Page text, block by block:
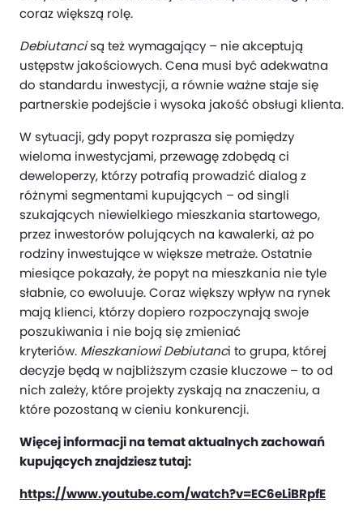
coraz większą rolę.
Debiutancisą też wymagający – nie akceptują
ustępstw jakościowych. Cena musi być adekwatna
do standardu inwestycji, a równie ważne staje się
partnerskie podejście i wysoka jakość obsługi klienta.
W sytuacji, gdy popyt rozprasza się pomiędzy
wieloma inwestycjami, przewagę zdobędą ci
deweloperzy, którzy potrafią prowadzić dialog z
różnymi segmentami kupujących – od singli
szukających niewielkiego mieszkania startowego,
przez inwestorów polujących na kawalerki, aż po
rodziny inwestujące w większe metraże. Ostatnie
miesiące pokazały, że popyt na mieszkania nie tyle
słabnie, co ewoluuje. Coraz większy wpływ na rynek
mają klienci, którzy dopiero rozpoczynają swoje
poszukiwania i nie boją się zmieniać
kryteriów. Mieszkaniowi Debiutanci to grupa, której
decyzje będą w najbliższym czasie kluczowe – to od
nich zależy, które projekty zyskają na znaczeniu, a
które pozostaną w cieniu konkurencji.
Więcej informacji na temat aktualnych zachowań
kupujących znajdziesz tutaj:
https://www.youtube.com/watch?v=EC6eLiBRpfE